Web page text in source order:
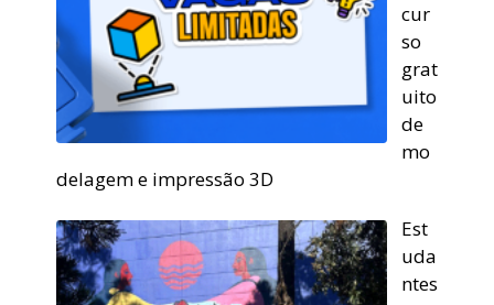
cur
so
grat
uito
de
mo
delagem e impressão 3D
Est
uda
ntes